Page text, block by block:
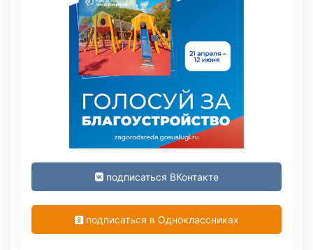
подписаться ВКонтакте
подписаться в Одноклассниках